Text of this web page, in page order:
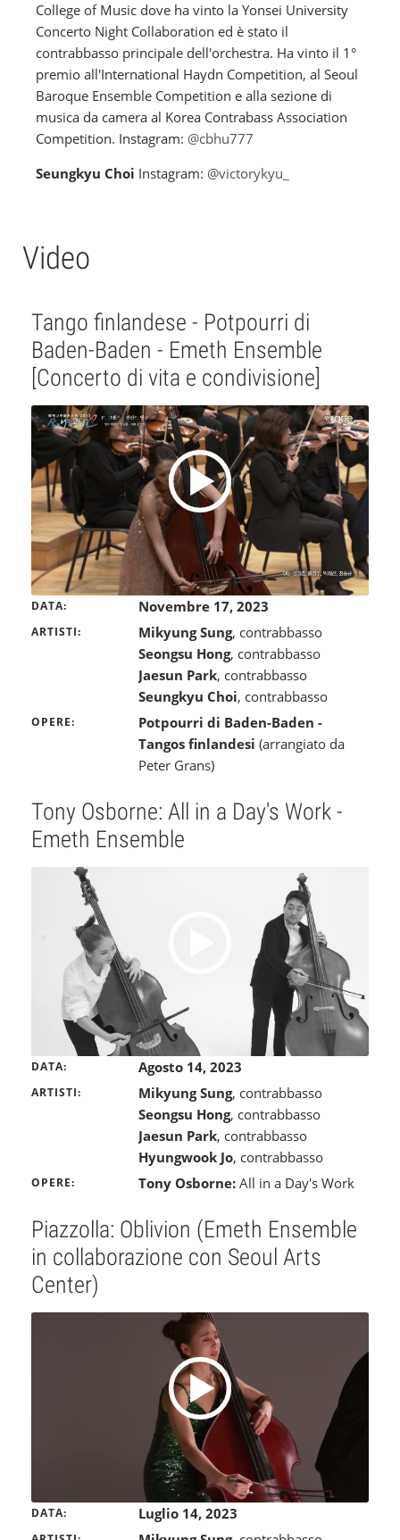
College of Music dove ha vinto la Yonsei University
Concerto Night Collaboration ed è stato il
contrabbasso principale dell'orchestra. Ha vinto il 1°
premio all'International Haydn Competition, al Seoul
Baroque Ensemble Competition e alla sezione di
musica da camera al Korea Contrabass Association
Competition. Instagram: @cbhu777
Seungkyu Choi Instagram: @victorykyu_
Video
Tango finlandese - Potpourri di
Baden-Baden - Emeth Ensemble
[Concerto di vita e condivisione]
DATA Novembre 17, 2023
ARTISTI Mikyung Sung, contrabbasso
Seongsu Hong, contrabbasso
Jaesun Park, contrabbasso
Seungkyu Choi, contrabbasso
OPERE
Potpourri di Baden-Baden -
Tangos finlandesi (arrangiato da
Peter Grans)
Tony Osborne: All in a Day's Work -
Emeth Ensemble
DATA Agosto 14, 2023
ARTISTI Mikyung Sung, contrabbasso
Seongsu Hong, contrabbasso
Jaesun Park, contrabbasso
Hyungwook Jo, contrabbasso
OPERE Tony Osborne: All in a Day's Work
Piazzolla: Oblivion (Emeth Ensemble
in collaborazione con Seoul Arts
Center)
DATA Luglio 14, 2023